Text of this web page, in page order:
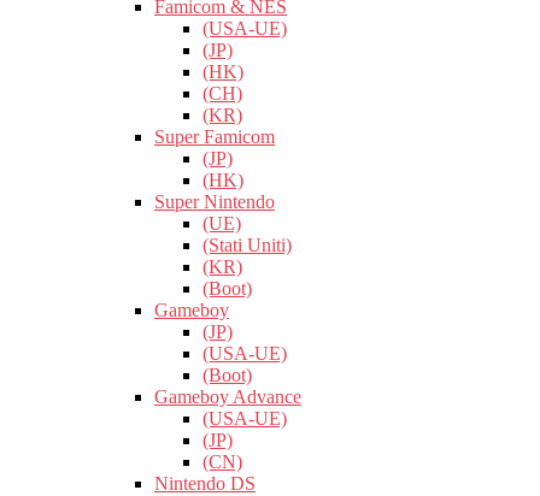
Famicom & NES
(USA-UE)
(JP)
(HK)
(CH)
(KR)
Super Famicom
(JP)
(HK)
Super Nintendo
(UE)
(Stati Uniti)
(KR)
(Boot)
Gameboy
(JP)
(USA-UE)
(Boot)
Gameboy Advance
(USA-UE)
(JP)
(CN)
Nintendo DS